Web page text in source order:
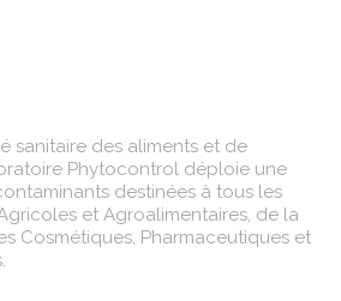
sanitaire des aliments et de
Phytocontrol déploie une
destinées à tous les
et Agroalimentaires, de la
Cosmétiques, Pharmaceutiques et